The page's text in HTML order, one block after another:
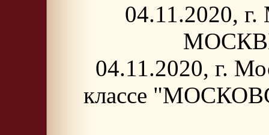
04.11.2020,
04.11.2020, г.
классе